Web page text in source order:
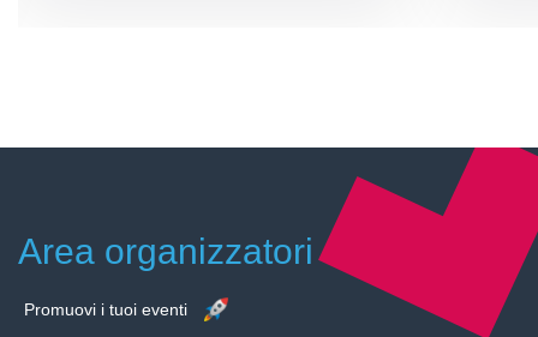
Area organizzatori
Promuovi i tuoi eventi